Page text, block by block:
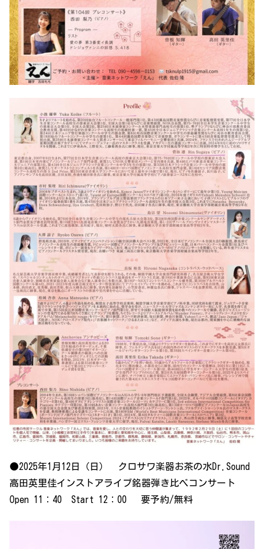
●2025年1月12日（日） クロサワ楽器お茶の水Dr.Sound
高田英里佳インストアライブ銘器弾き比べコンサート
Open 11：40 Start 12：00 要予約/無料